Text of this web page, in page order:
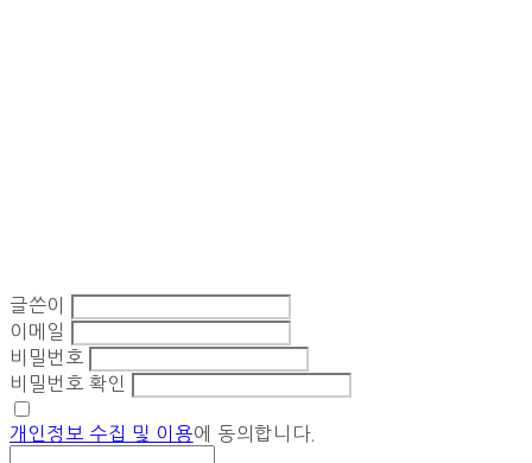
글쓴이
이메일
비밀번호
비밀번호 확인
개인정보 수집 및 이용에 동의합니다.